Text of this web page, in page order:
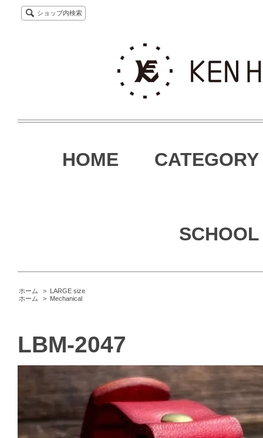
ショップ内検索
HOME CATEGORY
SCHOOL
ホーム > LARGE size
ホーム
> Mechanical
LBM-2047